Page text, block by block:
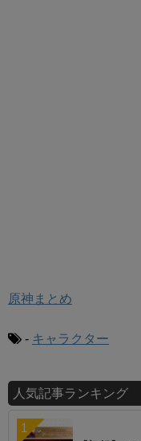
原神まとめ
- キャラクター
人気記事ランキング